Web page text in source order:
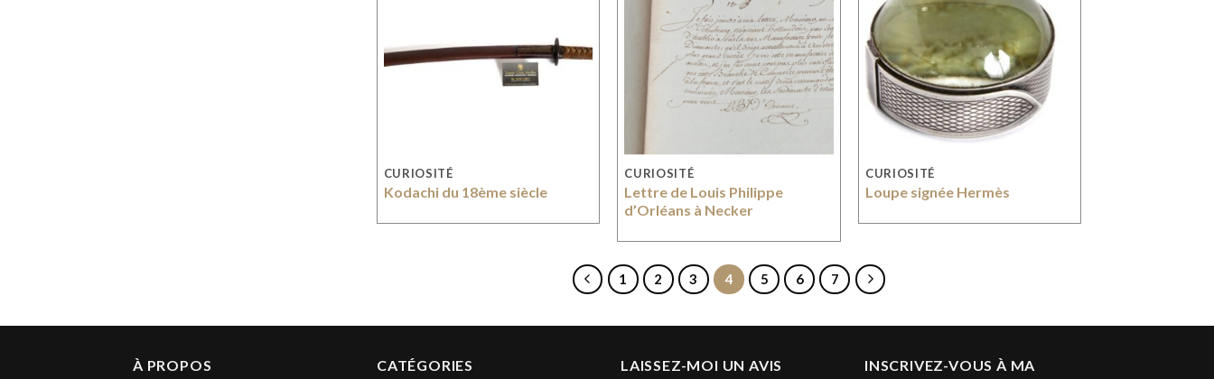
CURIOSITÉ
Kodachi du 18ème siècle
CURIOSITÉ
Lettre de Louis Philippe
d’Orléans à Necker
CURIOSITÉ
Loupe signée Hermès
1 2 3 4 5 6 7
À PROPOS CATÉGORIES LAISSEZ-MOI UN AVIS INSCRIVEZ-VOUS À MA